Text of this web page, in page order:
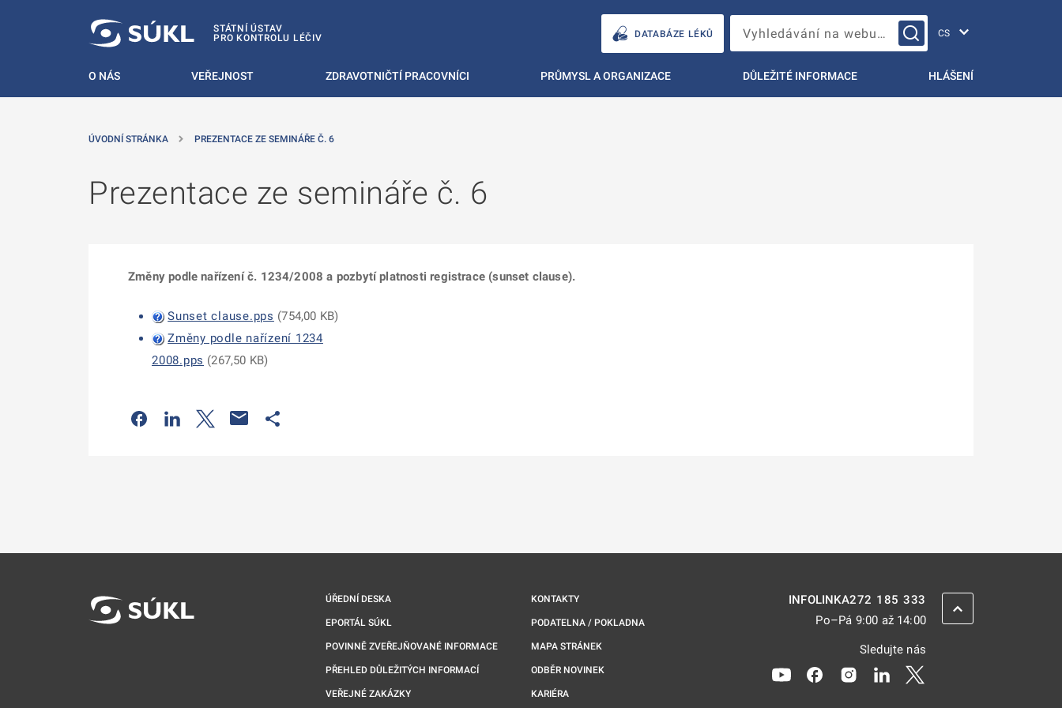
STÁTNÍ ÚSTAV
PRO KONTROLU LÉČIV
DATABÁZE LÉKŮ Vyhledávání na webu…
O NÁS VEŘEJNOST ZDRAVOTNIČTÍ PRACOVNÍCI PRŮMYSL A ORGANIZACE DŮLEŽITÉ INFORMACE HLÁŠENÍ
ÚVODNÍ STRÁNKA PREZENTACE ZE SEMINÁŘE Č. 6
Prezentace ze semináře č. 6
Změny podle nařízení č. 1234/2008 a pozbytí platnosti registrace (sunset clause).
Sunset clause.pps (754,00 KB)
Změny podle nařízení 1234
2008.pps (267,50 KB)
Odkaz se otevře na nové kartě
Odkaz se otevře na nové kartě
Odkaz se otevře na nové kartě
ÚŘEDNÍ DESKA
EPORTÁL SÚKL
POVINNĚ ZVEŘEJŇOVANÉ INFORMACE
PŘEHLED DŮLEŽITÝCH INFORMACÍ
VEŘEJNÉ ZAKÁZKY
KONTAKTY
PODATELNA / POKLADNA
MAPA STRÁNEK
ODBĚR NOVINEK
KARIÉRA
INFOLINKA272 185 333
Po–Pá 9:00 až 14:00
Sledujte nás
Odkaz se otevře na nové kartě
Odkaz se otevře na nové kartě
Odkaz se otevře na nové kartě
Odkaz se otevře na nové
ZPĚT NAHORU